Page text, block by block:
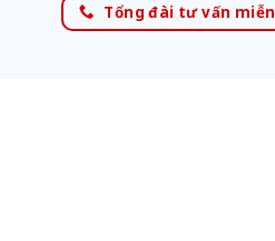
Tổng đài tư vấn